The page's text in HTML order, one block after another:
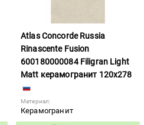
Atlas Concorde Russia
Rinascente Fusion
600180000084 Filigran Light
Matt керамогранит 120x278
Материал:
Керамогранит